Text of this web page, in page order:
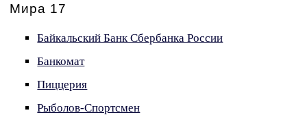
Мира 17
Байкальский Банк Сбербанка России
Банкомат
Пиццерия
Рыболов-Спортсмен